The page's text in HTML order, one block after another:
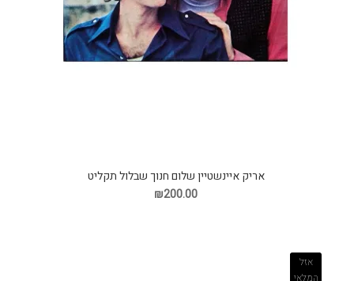
אריק איינשטיין שלום חנוך שבלול תקליט
₪200.00
אזל
המלאי